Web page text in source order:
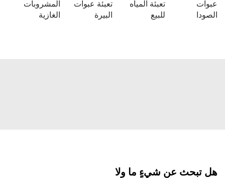
تعبئة المياه
تعبئة عبوات
المشروبات
عن شيءٍ ما ولا